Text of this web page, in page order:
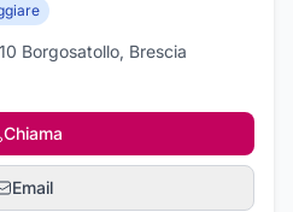
Borgosatollo, Brescia
Chiama
Email